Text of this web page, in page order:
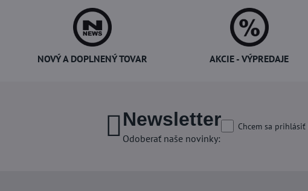
NOVÝ A DOPLNENÝ TOVAR AKCIE - VÝPREDAJE
Newsletter
Odoberať naše novinky:
Chcem sa